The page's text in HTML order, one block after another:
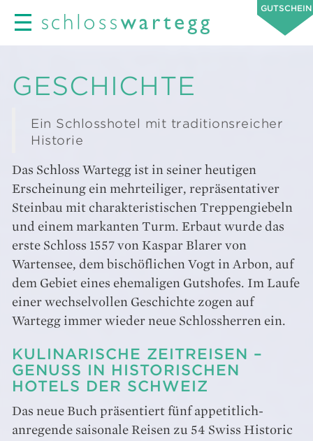
GESCHICHTE
Ein Schlosshotel mit traditionsreicher
Historie
Das Schloss Wartegg ist in seiner heutigen
Erscheinung ein mehrteiliger, repräsentativer
Steinbau mit charakteristischen Treppengiebeln
und einem markanten Turm. Erbaut wurde das
erste Schloss 1557 von Kaspar Blarer von
Wartensee, dem bischöflichen Vogt in Arbon, auf
dem Gebiet eines ehemaligen Gutshofes. Im Laufe
einer wechselvollen Geschichte zogen auf
Wartegg immer wieder neue Schlossherren ein.
KULINARISCHE ZEITREISEN –
GENUSS IN HISTORISCHEN
HOTELS DER SCHWEIZ
Das neue Buch präsentiert fünf appetitlich-
anregende saisonale Reisen zu 54 Swiss Historic